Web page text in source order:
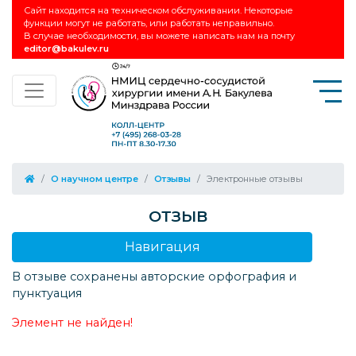
Сайт находится на техническом обслуживании. Некоторые
функции могут не работать, или работать неправильно.
В случае необходимости, вы можете написать нам на почту
editor@bakulev.ru
О научном центре Отзывы Электронные отзывы
ОТЗЫВ
Навигация
В отзыве сохранены авторские орфография и
пунктуация
Элемент не найден!